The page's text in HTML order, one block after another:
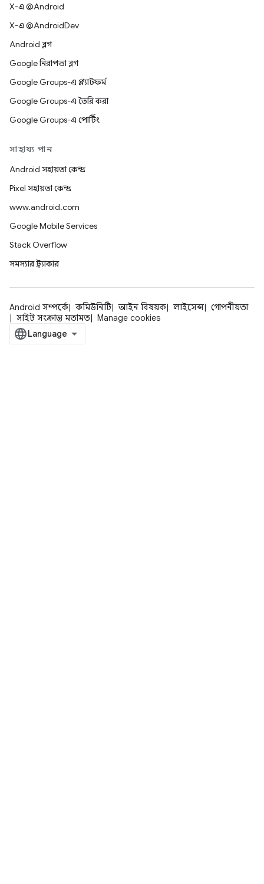
X-এ @Android
X-এ @AndroidDev
Android ব্লগ
Google নিরাপত্তা ব্লগ
Google Groups-এ প্ল্যাটফর্ম
Google Groups-এ তৈরি করা
Google Groups-এ পোর্টিং
সাহায্য পান
Android সহায়তা কেন্দ্র
Pixel সহায়তা কেন্দ্র
www.android.com
Google Mobile Services
Stack Overflow
সমস্যার ট্র্যাকার
Android সম্পর্কে কমিউনিটি আইন বিষয়ক লাইসেন্স
গোপনীয়তা
সাইট সংক্রান্ত মতামত
Manage cookies